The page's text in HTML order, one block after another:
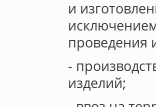
и
проведения
-
изделий;